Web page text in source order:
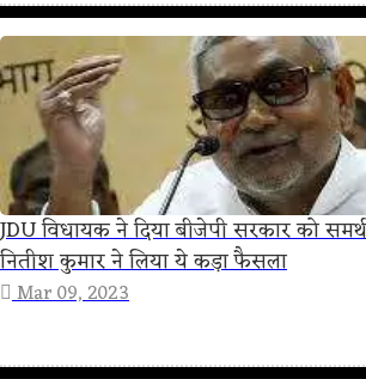
JDU विधायक ने दिया बीजेपी सरकार को
नितीश कुमार ने लिया ये कड़ा फैसला
Mar 09, 2023